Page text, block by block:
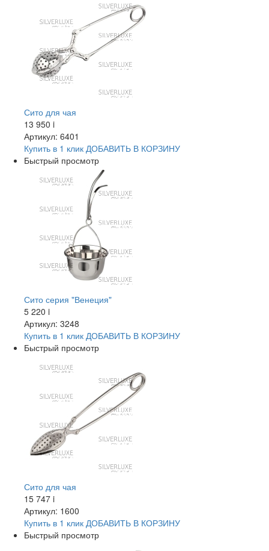
Сито для чая
13 950 i
Артикул: 6401
Купить в 1 клик ДОБАВИТЬ В КОРЗИНУ
Быстрый просмотр
Сито серия "Венеция"
5 220 i
Артикул: 3248
Купить в 1 клик ДОБАВИТЬ В КОРЗИНУ
Быстрый просмотр
Сито для чая
15 747 i
Артикул: 1600
Купить в 1 клик ДОБАВИТЬ В КОРЗИНУ
Быстрый просмотр